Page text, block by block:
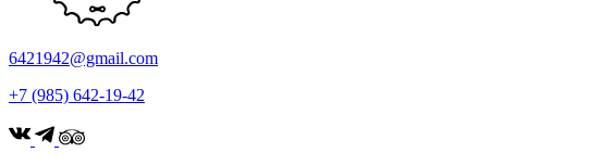
6421942@gmail.com
+7 (985) 642-19-42